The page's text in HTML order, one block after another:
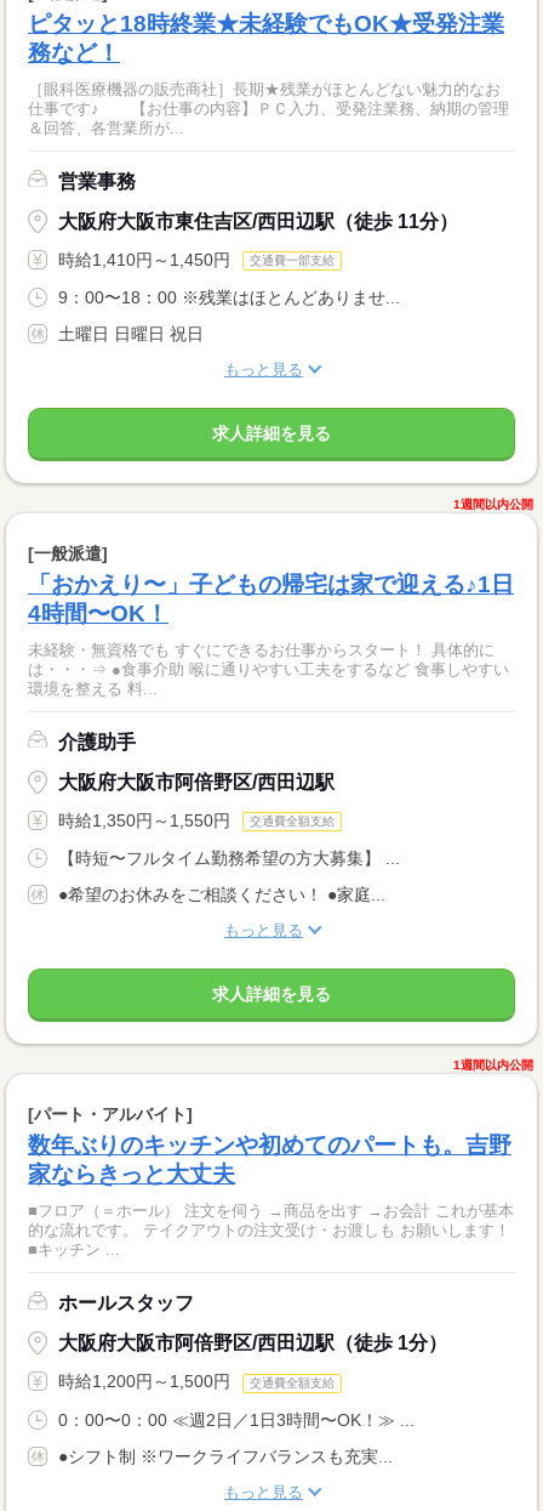
ピタッと18時終業★未経験でもOK★受発注業
務など！
［眼科医療機器の販売商社］長期★残業がほとんどない魅力的なお
仕事です♪ 【お仕事の内容】ＰＣ入力、受発注業務、納期の管理
＆回答、各営業所が...
営業事務
大阪府大阪市東住吉区/西田辺駅（徒歩 11分）
時給1,410円～1,450円 交通費一部支給
9：00〜18：00 ※残業はほとんどありませ...
土曜日 日曜日 祝日
もっと見る
求人詳細を見る
1週間以内公開
[一般派遣]
「おかえり〜」子どもの帰宅は家で迎える♪1日
4時間〜OK！
未経験・無資格でも すぐにできるお仕事からスタート！ 具体的に
は・・・⇒ ●食事介助 喉に通りやすい工夫をするなど 食事しやすい
環境を整える 料...
介護助手
大阪府大阪市阿倍野区/西田辺駅
時給1,350円～1,550円 交通費全額支給
【時短〜フルタイム勤務希望の方大募集】 ...
●希望のお休みをご相談ください！ ●家庭...
もっと見る
求人詳細を見る
1週間以内公開
[パート・アルバイト]
数年ぶりのキッチンや初めてのパートも。吉野
家ならきっと大丈夫
■フロア（＝ホール） 注文を伺う →商品を出す →お会計 これが基本
的な流れです。 テイクアウトの注文受け・お渡しも お願いします！
■キッチン ...
ホールスタッフ
大阪府大阪市阿倍野区/西田辺駅（徒歩 1分）
時給1,200円～1,500円 交通費全額支給
0：00〜0：00 ≪週2日／1日3時間〜OK！≫ ...
●シフト制 ※ワークライフバランスも充実...
もっと見る